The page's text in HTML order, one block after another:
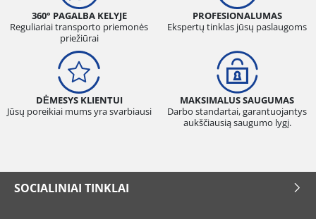
360° PAGALBA KELYJE
Reguliariai transporto priemonės
priežiūrai
PROFESIONALUMAS
Ekspertų tinklas jūsų paslaugoms
DĖMESYS KLIENTUI
Jūsų poreikiai mums yra svarbiausi
MAKSIMALUS SAUGUMAS
Darbo standartai, garantuojantys
aukščiausią saugumo lygį.
SOCIALINIAI TINKLAI